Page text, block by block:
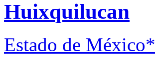
Huixquilucan
Estado de México*